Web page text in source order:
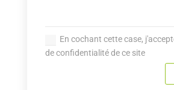
En cochant cette case,
de confidentialité de ce site